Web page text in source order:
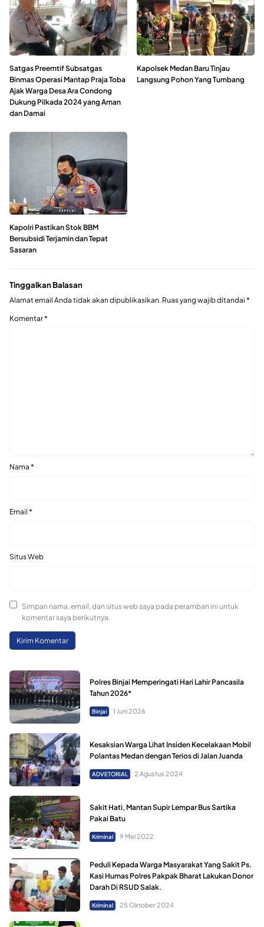
Satgas Preemtif Subsatgas
Binmas Operasi Mantap Praja Toba
Ajak Warga Desa Ara Condong
Dukung Pilkada 2024 yang Aman
dan Damai
Kapolsek Medan Baru Tinjau
Langsung Pohon Yang Tumbang
Kapolri Pastikan Stok BBM
Bersubsidi Terjamin dan Tepat
Sasaran
Tinggalkan Balasan
Alamat email Anda tidak akan dipublikasikan. Ruas yang wajib ditandai *
Komentar*
Nama *
Email *
Situs Web
Simpan nama, email, dan situs web saya pada peramban ini untuk
komentar saya berikutnya.
Polres Binjai Memperingati Hari Lahir Pancasila
Tahun 2026*
Binjai 1 Juni 2026
Kesaksian Warga Lihat Insiden Kecelakaan Mobil
Polantas Medan dengan Terios di Jalan Juanda
ADVETORIAL 2 Agustus 2024
Sakit Hati, Mantan Supir Lempar Bus Sartika
Pakai Batu
Kriminal 9 Mei 2022
Peduli Kepada Warga Masyarakat Yang Sakit Ps.
Kasi Humas Polres Pakpak Bharat Lakukan Donor
Darah Di RSUD Salak.
Kriminal 25 Oktober 2024